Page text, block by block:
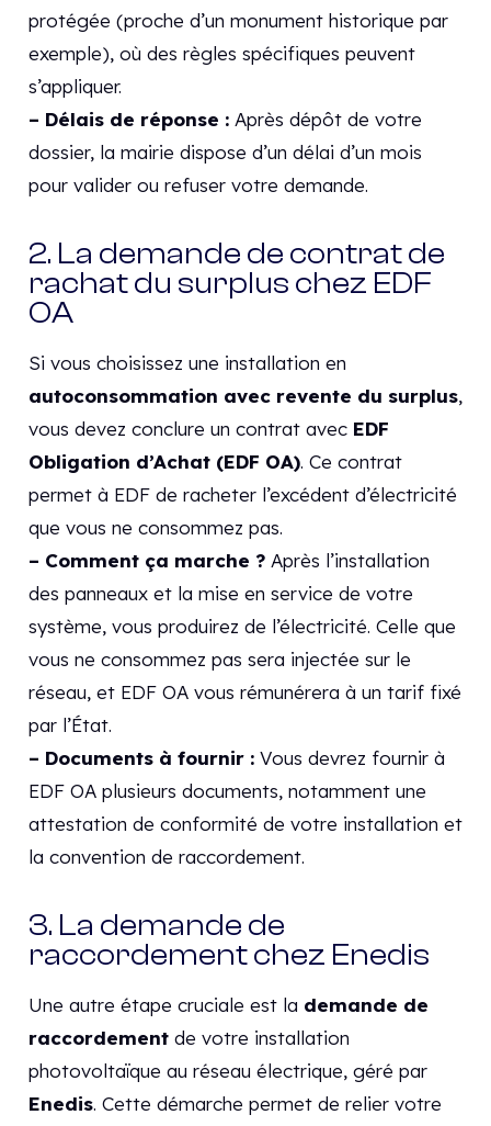
protégée (proche d’un monument historique par
exemple), où des règles spécifiques peuvent
s’appliquer.
– Délais de réponse :Après dépôt de votre
dossier, la mairie dispose d’un délai d’un mois
pour valider ou refuser votre demande.
2. La demande de contrat de
rachat du surplus chez EDF
OA
Si vous choisissez une installation en
autoconsommation avec revente du surplus,
vous devez conclure un contrat avec EDF
Obligation d’Achat (EDF OA). Ce contrat
permet à EDF de racheter l’excédent d’électricité
que vous ne consommez pas.
– Comment ça marche ?Après l’installation
des panneaux et la mise en service de votre
système, vous produirez de l’électricité. Celle que
vous ne consommez pas sera injectée sur le
réseau, et EDF OA vous rémunérera à un tarif fixé
par l’État.
– Documents à fournir :Vous devrez fournir à
EDF OA plusieurs documents, notamment une
attestation de conformité de votre installation et
la convention de raccordement.
3. La demande de
raccordement chez Enedis
Une autre étape cruciale est la demande de
raccordementde votre installation
photovoltaïque au réseau électrique, géré par
Enedis. Cette démarche permet de relier votre